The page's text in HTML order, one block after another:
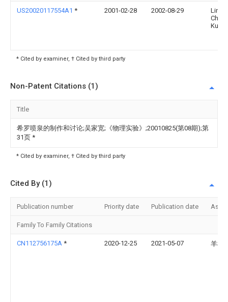
US20020117554A1 * 2001-02-28 2002-08-29
Lin
Kuei
* Cited by examiner, † Cited by third party
Non-Patent Citations (1)
Title
希罗喷泉的制作和讨论;吴家宽;《物理实验》;20010825(第08期);第
31页 *
* Cited by examiner, † Cited by third party
Cited By (1)
Publication number Priority date Publication date
Family To Family Citations
CN112756175A * 2020-12-25 2021-05-07 羊彬